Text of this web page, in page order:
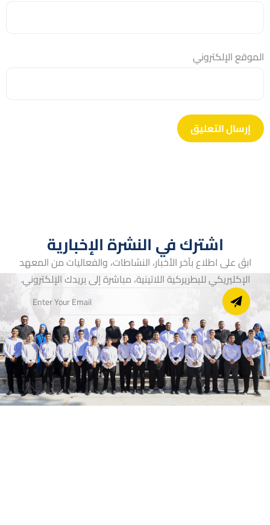
الموقع الإلكتروني
اشترك في النشرة الإخبارية
ابقَ على اطلاع بآخر الأخبار، النشاطات، والفعاليات من المعهد
الإكليريكي للبطريركية اللاتينية، مباشرة إلى بريدك الإلكتروني.